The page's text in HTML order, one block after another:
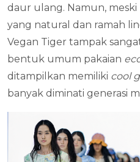
daur ulang. Namun,
yang natural dan ramah
Vegan Tiger tampak
bentuk umum pakaian
ditampilkan memiliki cool
banyak diminati generasi